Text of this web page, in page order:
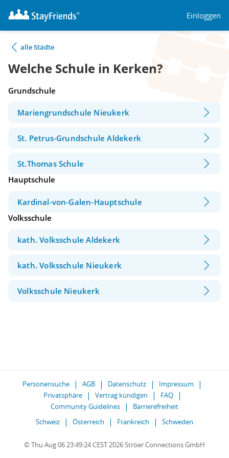
Einloggen
alle Städte
Welche Schule in Kerken?
Grundschule
Mariengrundschule Nieukerk
St. Petrus-Grundschule Aldekerk
St.Thomas Schule
Hauptschule
Kardinal-von-Galen-Hauptschule
Volksschule
kath. Volksschule Aldekerk
kath. Volksschule Nieukerk
Volksschule Nieukerk
Personensuche AGB Datenschutz
Impressum
Privatsphäre
Vertrag kündigen
FAQ
Community Guidelines
Barrierefreiheit
Schweiz
Österreich Frankreich Schweden
© Thu Aug 06 23:49:24 CEST 2026 Ströer Connections GmbH